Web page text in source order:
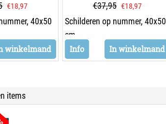
€18,97
40x50
winkelmand
€37,95 €18,97
Schilderen op nummer, 40x50
cm
Info
In winkelmand
items